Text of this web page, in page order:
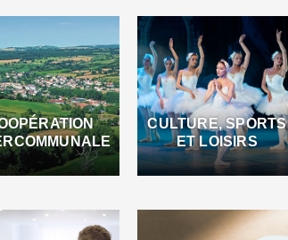
CULTURE, SPORTS
ET LOISIRS